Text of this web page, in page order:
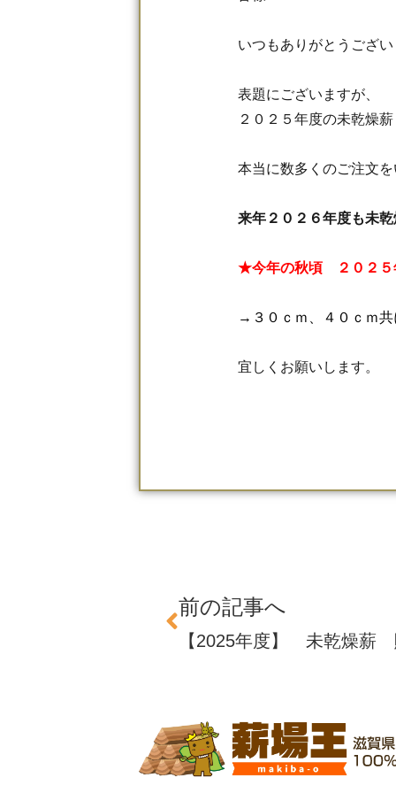
いつもありがとうござ
表題にございますが、
２０２５年度の未乾燥
本当に数多くのご注文
来年２０２６年度も未
★今年の秋頃 ２０２
→３０ｃｍ、４０ｃｍ
宜しくお願いします。
前の記事へ
【2025年度】 未乾燥薪